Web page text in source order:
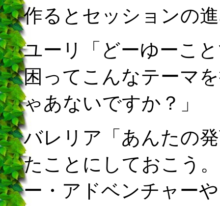
作るとセッションの
ユーリ「どーゆーこ
困ってこんなテーマ
ゃあないですか？」
バレリア「あんたの
たことにしておこう
ー・アドベンチャー